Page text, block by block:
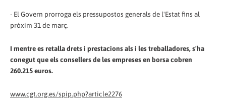
- El Govern prorroga els pressupostos generals de l'Estat fins al
pròxim 31 de març.
I mentre es retalla drets i prestacions als i les treballadores, s'ha
conegut que els consellers de les empreses en borsa cobren
260.215 euros.
www.cgt.org.es/spip.php?article2276